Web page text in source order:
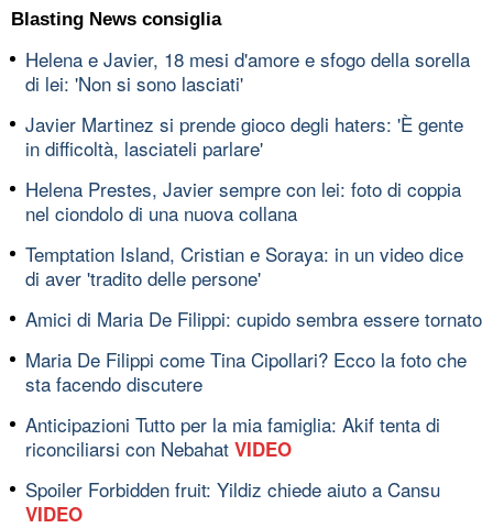
Blasting News consiglia
Helena e Javier, 18 mesi d'amore e sfogo della sorella
di lei: 'Non si sono lasciati'
Javier Martinez si prende gioco degli haters: 'È gente
in difficoltà, lasciateli parlare'
Helena Prestes, Javier sempre con lei: foto di coppia
nel ciondolo di una nuova collana
Temptation Island, Cristian e Soraya: in un video dice
di aver 'tradito delle persone'
Amici di Maria De Filippi: cupido sembra essere tornato
Maria De Filippi come Tina Cipollari? Ecco la foto che
sta facendo discutere
Anticipazioni Tutto per la mia famiglia: Akif tenta di
riconciliarsi con Nebahat VIDEO
Spoiler Forbidden fruit: Yildiz chiede aiuto a Cansu
VIDEO